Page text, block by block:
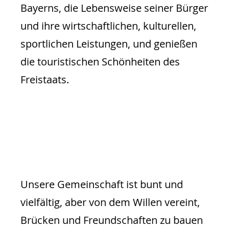
Bayerns, die Lebensweise seiner Bürger
und ihre wirtschaftlichen, kulturellen,
sportlichen Leistungen, und genießen
die touristischen Schönheiten des
Freistaats.
Unsere Gemeinschaft ist bunt und
vielfältig, aber von dem Willen vereint,
Brücken und Freundschaften zu bauen